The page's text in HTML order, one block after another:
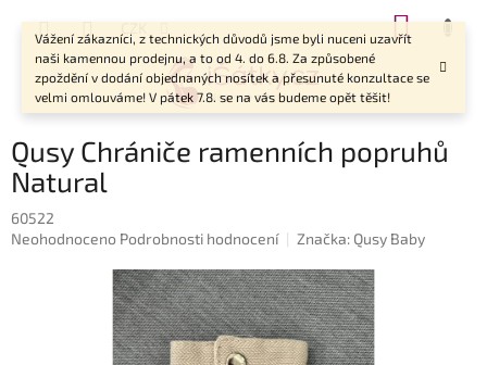
Vážení zákazníci, z technických důvodů jsme byli nuceni uzavřít
naši kamennou prodejnu, a to od 4. do 6.8. Za způsobené
zpoždění v dodání objednaných nosítek a přesunuté konzultace se
velmi omlouváme! V pátek 7.8. se na vás budeme opět těšit!
CZK
Qusy Chrániče ramenních popruhů
Natural
60522
Průměrné
Neohodnoceno Podrobnosti hodnocení Značka: Qusy Baby